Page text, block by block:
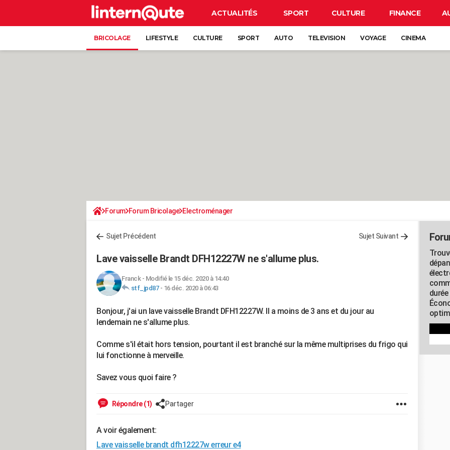
ACTUALITÉS SPORT CULTURE FINANCE
BRICOLAGE LIFESTYLE CULTURE SPORT AUTO TELEVISION VOYAGE CINEMA
Forum Forum Bricolage Electroménager
Sujet Précédent Sujet Suivant
Lave vaisselle Brandt DFH12227W ne s'allume plus.
Franck- Modifié le 15 déc. 2020 à 14:40
stf_jpd87- 16 déc. 2020 à 06:43
Bonjour, j'ai un lave vaisselle Brandt DFH12227W. Il a moins de 3 ans et du jour au
lendemain ne s'allume plus.
Comme s'il était hors tension, pourtant il est branché sur la même multiprises du frigo qui
lui fonctionne à merveille.
Savez vous quoi faire ?
Répondre (1) Partager
A voir également:
Lave vaisselle brandt dfh12227w erreur e4